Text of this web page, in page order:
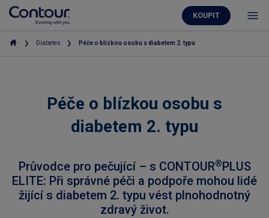
KOUPIT
Diabetes Péče o blízkou osobu s diabetem 2. typu
Péče o blízkou osobu s
diabetem 2. typu
Průvodce pro pečující – s CONTOUR® PLUS
ELITE: Při správné péči a podpoře mohou lidé
žijící s diabetem 2. typu vést plnohodnotný
zdravý život.